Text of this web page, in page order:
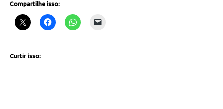
Compartilhe isso:
Curtir isso: